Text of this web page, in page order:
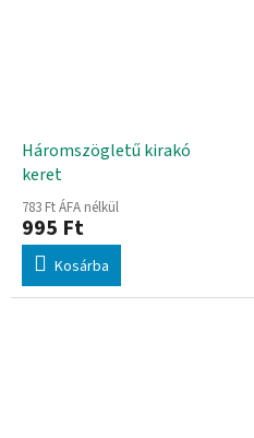
Háromszögletű kirakó
keret
783 Ft ÁFA nélkül
995 Ft
Kosárba